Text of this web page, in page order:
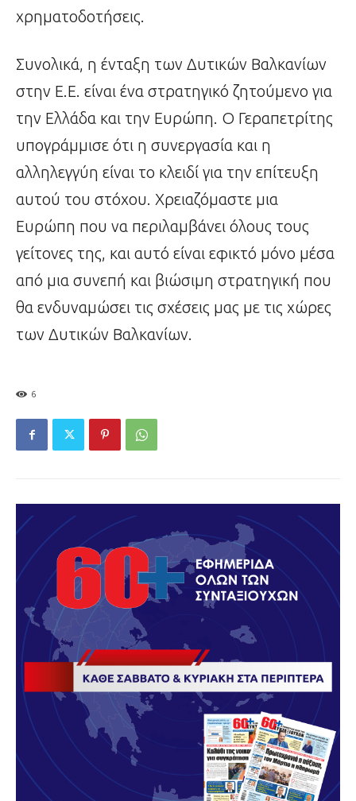
χρηματοδοτήσεις.
Συνολικά, η ένταξη των Δυτικών Βαλκανίων
στην Ε.Ε. είναι ένα στρατηγικό ζητούμενο για
την Ελλάδα και την Ευρώπη. Ο Γεραπετρίτης
υπογράμμισε ότι η συνεργασία και η
αλληλεγγύη είναι το κλειδί για την επίτευξη
αυτού του στόχου. Χρειαζόμαστε μια
Ευρώπη που να περιλαμβάνει όλους τους
γείτονες της, και αυτό είναι εφικτό μόνο μέσα
από μια συνεπή και βιώσιμη στρατηγική που
θα ενδυναμώσει τις σχέσεις μας με τις χώρες
των Δυτικών Βαλκανίων.
6